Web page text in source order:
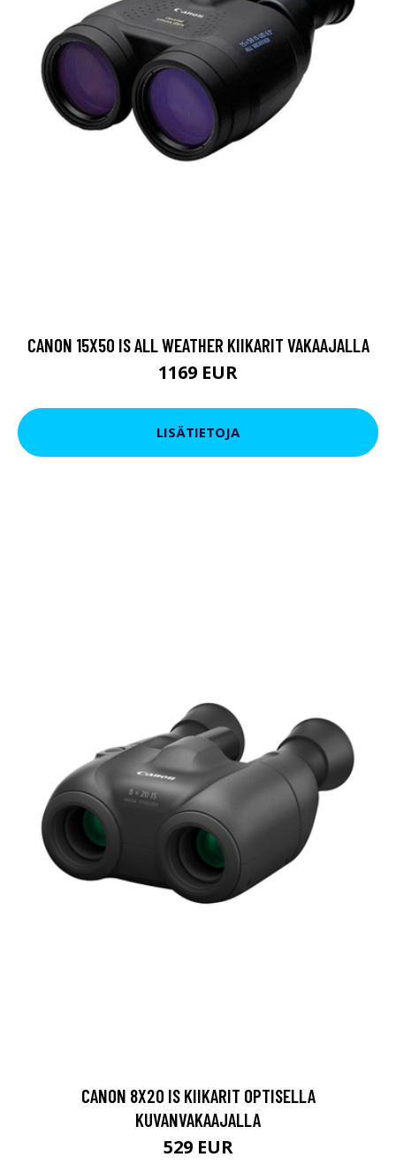
CANON 15X50 IS ALL WEATHER KIIKARIT VAKAAJALLA
1169 EUR
LISÄTIETOJA
CANON 8X20 IS KIIKARIT OPTISELLA
KUVANVAKAAJALLA
529 EUR